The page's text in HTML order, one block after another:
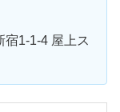
1-1-4 屋上ス